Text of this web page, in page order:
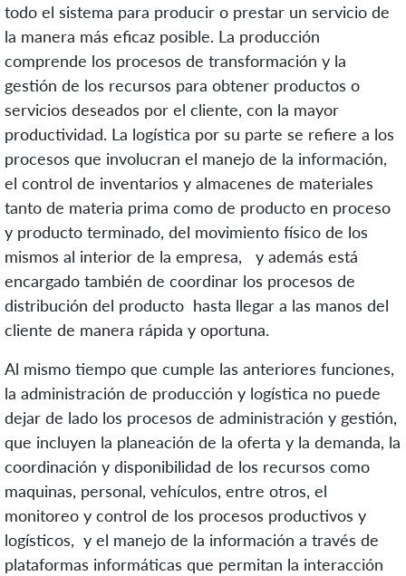
todo el sistema para producir o prestar un servicio de
la manera más eficaz posible. La producción
comprende los procesos de transformación y la
gestión de los recursos para obtener productos o
servicios deseados por el cliente, con la mayor
productividad. La logística por su parte se refiere a los
procesos que involucran el manejo de la información,
el control de inventarios y almacenes de materiales
tanto de materia prima como de producto en proceso
y producto terminado, del movimiento físico de los
mismos al interior de la empresa, y además está
encargado también de coordinar los procesos de
distribución del producto hasta llegar a las manos del
cliente de manera rápida y oportuna.
Al mismo tiempo que cumple las anteriores funciones,
la administración de producción y logística no puede
dejar de lado los procesos de administración y gestión,
que incluyen la planeación de la oferta y la demanda, la
coordinación y disponibilidad de los recursos como
maquinas, personal, vehículos, entre otros, el
monitoreo y control de los procesos productivos y
logísticos, y el manejo de la información a través de
plataformas informáticas que permitan la interacción